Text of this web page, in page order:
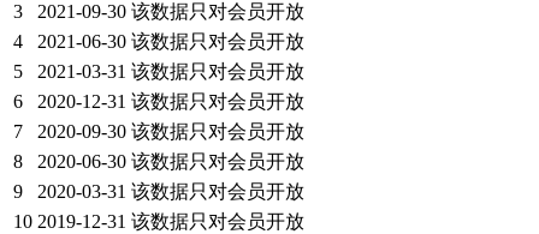
3
2021-09-30 该数据只对会员开放
4
2021-06-30 该数据只对会员开放
5
2021-03-31 该数据只对会员开放
6
2020-12-31 该数据只对会员开放
7
2020-09-30 该数据只对会员开放
8
2020-06-30 该数据只对会员开放
9
2020-03-31 该数据只对会员开放
10 2019-12-31 该数据只对会员开放